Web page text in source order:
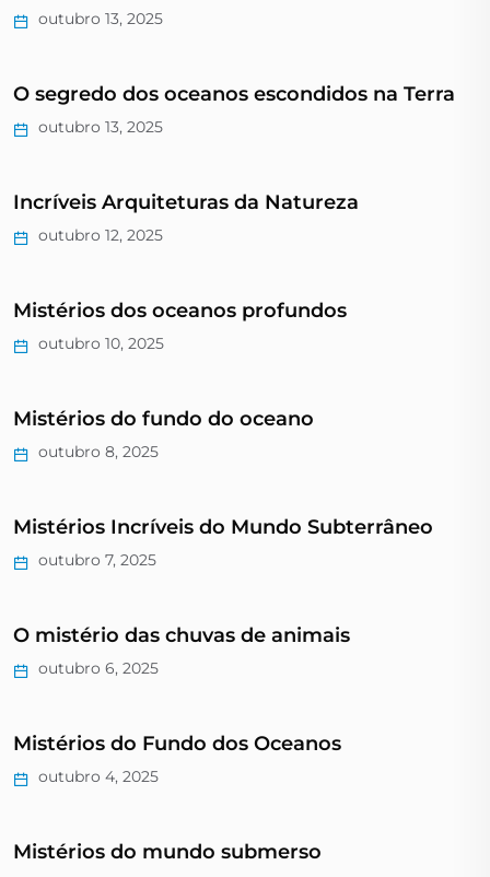
outubro 13, 2025
O segredo dos oceanos escondidos na Terra
outubro 13, 2025
Incríveis Arquiteturas da Natureza
outubro 12, 2025
Mistérios dos oceanos profundos
outubro 10, 2025
Mistérios do fundo do oceano
outubro 8, 2025
Mistérios Incríveis do Mundo Subterrâneo
outubro 7, 2025
O mistério das chuvas de animais
outubro 6, 2025
Mistérios do Fundo dos Oceanos
outubro 4, 2025
Mistérios do mundo submerso